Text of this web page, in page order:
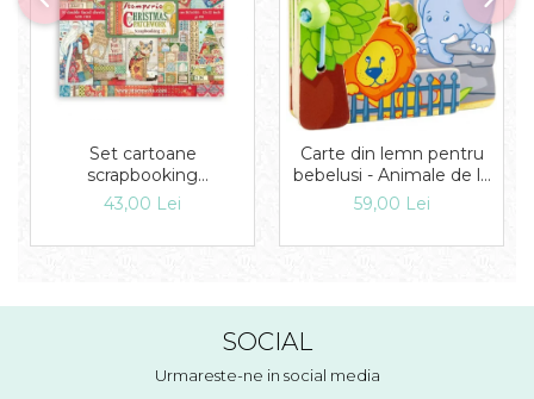
Set cartoane
scrapbooking
30,5х30,5cm - Double
Face Christmas
43,00 Lei
Carte din lemn pentru
bebelusi - Animale de la
zoo, Haba
59,00 Lei
SOCIAL
Urmareste-ne in social media